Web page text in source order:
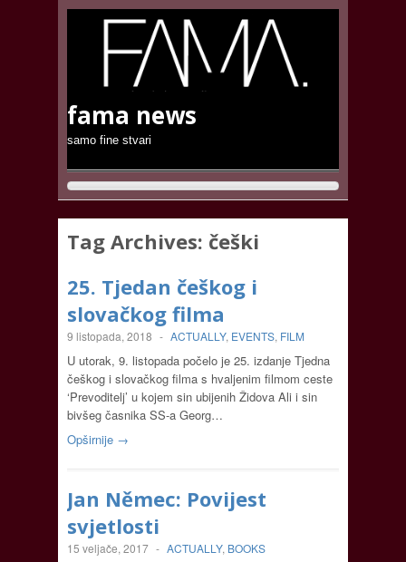
fama news
samo fine stvari
Tag Archives: češki
25. Tjedan češkog i
slovačkog filma
9 listopada, 2018 - ACTUALLY, EVENTS, FILM
U utorak, 9. listopada počelo je 25. izdanje Tjedna
češkog i slovačkog filma s hvaljenim filmom ceste
‘Prevoditelj’ u kojem sin ubijenih Židova Ali i sin
bivšeg časnika SS-a Georg…
Opširnije →
Jan Němec: Povijest
svjetlosti
15 veljače, 2017 - ACTUALLY, BOOKS